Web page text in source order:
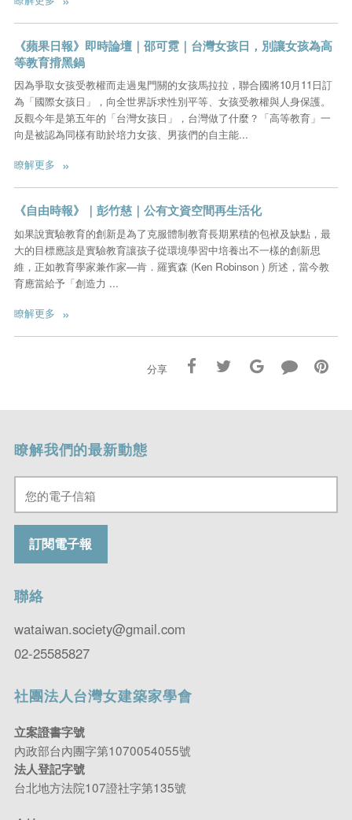
《蘋果日報》即時論壇｜邵可霓｜台灣女孩日，別讓女孩為高
等教育揹黑鍋
因為爭取女孩受教權而走過鬼門關的女孩馬拉拉，聯合國將10月11日訂
為「國際女孩日」，向全世界訴求性別平等、女孩受教權與人身保護。
反觀今年是第五年的「台灣女孩日」，台灣做了什麼？「高等教育」一
向是被認為同樣有助於培力女孩、男孩們的自主能...
瞭解更多 »
《自由時報》｜彭竹慈｜公有文資空間再生活化
如果說實驗教育的創新是為了克服體制教育長期累積的包袱及缺點，最
大的目標應該是實驗教育讓孩子從環境學習中培養出不一樣的創新思
維，正如教育學家兼作家—肯．羅賓森 (Ken Robinson ) 所述，當今教
育應當給予「創造力 ...
瞭解更多 »
分享
瞭解我們的最新動態
聯絡
wataiwan.society@gmail.com
02-25585827
社團法人台灣女建築家學會
立案證書字號
內政部台內團字第1070054055號
法人登記字號
台北地方法院107證社字第135號